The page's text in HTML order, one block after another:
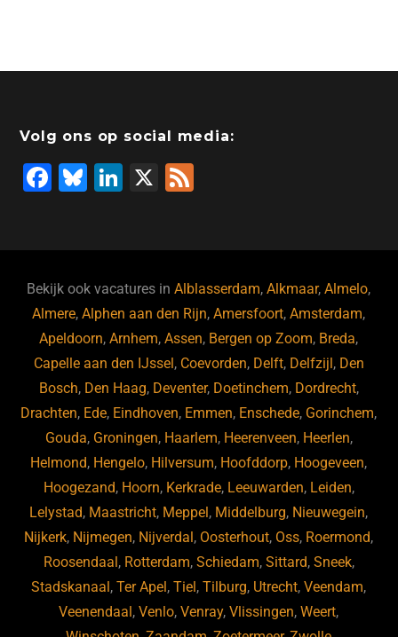
Volg ons op social media:
F
b
o
o
k
Bl
ky
Li
dI
n
X
Bekijk ook vacatures inAlblasserdam,Alkmaar,Almelo,
Almere,Alphen aan den Rijn,Amersfoort,Amsterdam,
Apeldoorn,Arnhem,Assen, Bergen op Zoom, Breda,
Capelle aan den IJssel, Coevorden, Delft, Delfzijl, Den
Bosch, Den Haag, Deventer, Doetinchem, Dordrecht,
Drachten, Ede, Eindhoven, Emmen, Enschede, Gorinchem,
Gouda, Groningen, Haarlem, Heerenveen, Heerlen,
Helmond, Hengelo, Hilversum, Hoofddorp, Hoogeveen,
Hoogezand, Hoorn, Kerkrade, Leeuwarden, Leiden,
Lelystad, Maastricht, Meppel, Middelburg, Nieuwegein,
Nijkerk, Nijmegen, Nijverdal, Oosterhout, Oss, Roermond,
Roosendaal, Rotterdam, Schiedam, Sittard, Sneek,
Stadskanaal,Ter Apel,Tiel,Tilburg, Utrecht,Veendam,
Veenendaal,Venlo,Venray,Vlissingen,Weert,